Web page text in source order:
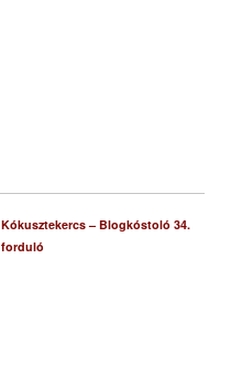
Kókusztekercs – Blogkóstoló 34.
forduló